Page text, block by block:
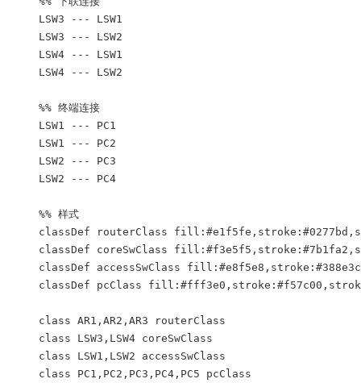
    LSW3 --- LSW1
    LSW3 --- LSW2
    LSW4 --- LSW1
    LSW4 --- LSW2
    %% 终端连接
    LSW1 --- PC1
    LSW1 --- PC2
    LSW2 --- PC3
    LSW2 --- PC4
    %% 样式
classDef routerClass
classDef coreSwClass
classDef accessSwClass
classDef pcClass
    class AR1,AR2,AR3 routerClass
    class LSW3,LSW4 coreSwClass
    class LSW1,LSW2 accessSwClass
    class PC1,PC2,PC3,PC4,PC5 pcClass